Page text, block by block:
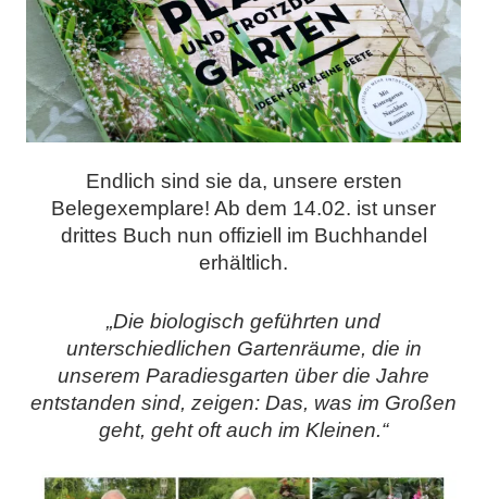
Endlich sind sie da, unsere ersten
Belegexemplare! Ab dem 14.02. ist unser
drittes Buch nun offiziell im Buchhandel
erhältlich.
„Die biologisch geführten und
unterschiedlichen Gartenräume, die in
unserem Paradiesgarten über die Jahre
entstanden sind, zeigen: Das, was im Großen
geht, geht oft auch im Kleinen.“